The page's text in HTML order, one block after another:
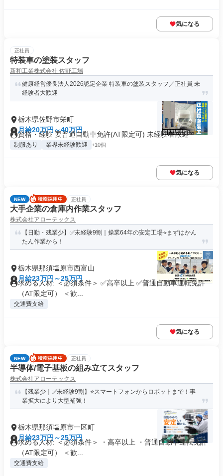
気になる
正社員
特装車の塗装スタッフ
新和工業株式会社 佐野工場
健康経営優良法人2026認定企業 特装車の塗装スタッフ／正社員 未
経験者大歓迎
栃木県佐野市栄町
月給20万円～40万円
資格・経験 要普通自動車免許(AT限定可) 未経験者歓迎
制服あり 業界未経験歓迎 +10個
気になる
NEW 正社員
大手企業の倉庫内作業スタッフ
株式会社アローテックス
【日勤・残業少】✅未経験9割｜操業64年の安定工場⭐️まずはかん
たん作業から！
栃木県那須塩原市西富山
月給23万円～25万円
求める人材: ＜必須条件＞ ✅高卒以上 ✅普通自動車運転免許
（AT限定可） ＜歓...
交通費支給
気になる
NEW 正社員
半導体/電子基板の組み立てスタッフ
株式会社アローテックス
【残業少｜✅未経験9割】⭐️スマートフォンからロボットまで！事
業拡大により大型補強！
栃木県那須塩原市一区町
月給23万円～25万円
求める人材: ＜必須条件＞ ・高卒以上 ・普通自動車運転免許
（AT限定可） ＜歓...
交通費支給